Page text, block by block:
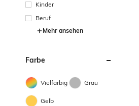
Kinder
Beruf
Mehr ansehen
Farbe
Vielfarbig Grau
Gelb